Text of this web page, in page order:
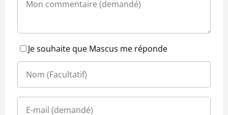
Je souhaite que Mascus me réponde